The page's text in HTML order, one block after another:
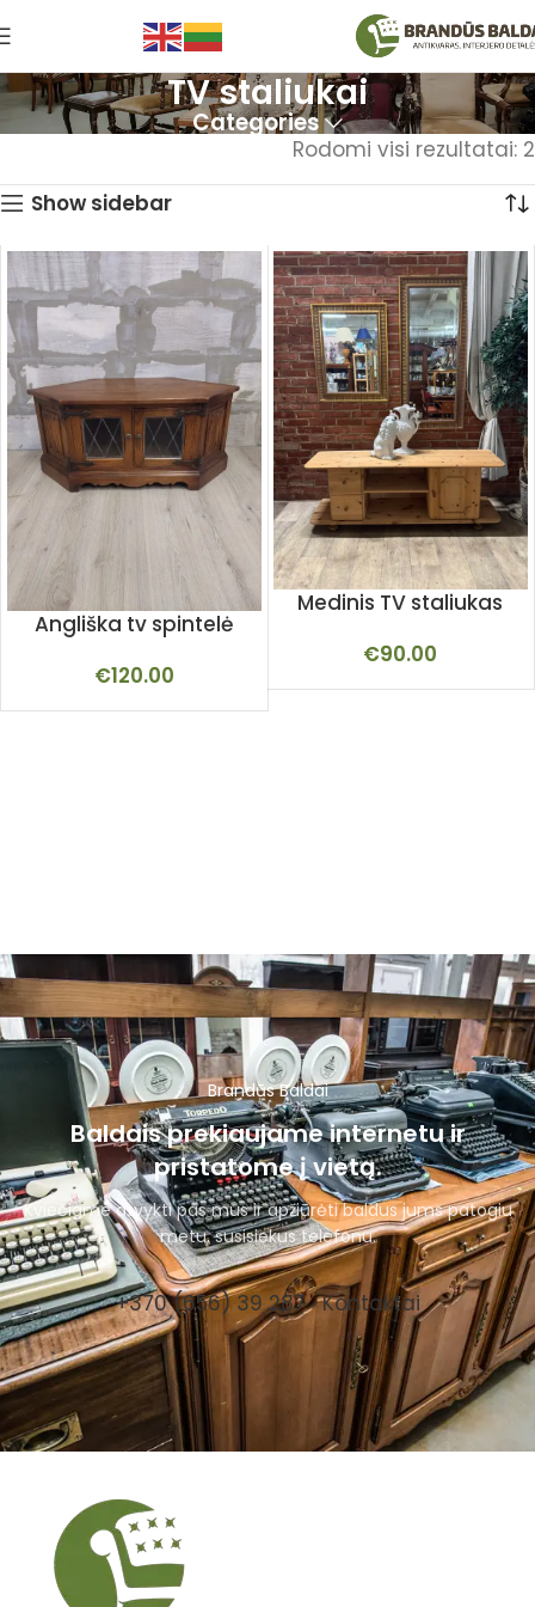
TV staliukai
Categories
Rodomi visi rezultatai: 2
Show sidebar
Angliška tv spintelė
€120.00
Medinis TV staliukas
€90.00
Brandūs Baldai
Baldais prekiaujame internetu ir
pristatome į vietą.
Kviečiame atvykti pas mus ir apžiūrėti baldus jums patogiu
metu, susisiekus telefonu.
+370 (656) 39 287 Kontaktai